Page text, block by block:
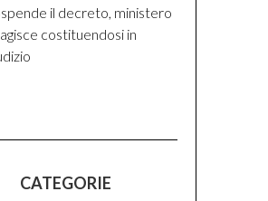
il decreto, ministero
costituendosi in
CATEGORIE